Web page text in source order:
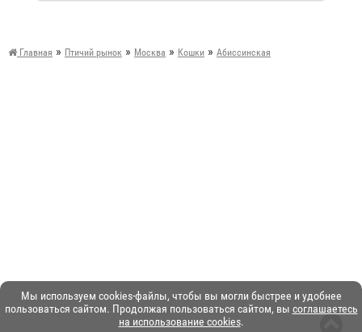
Мы используем cookies-файлы, чтобы вы могли быстрее и удобнее
пользоваться сайтом. Продолжая пользоваться сайтом, вы соглашаетесь
на использование cookies.
Главная » Птичий рынок » Москва » Кошки » Абиссинская